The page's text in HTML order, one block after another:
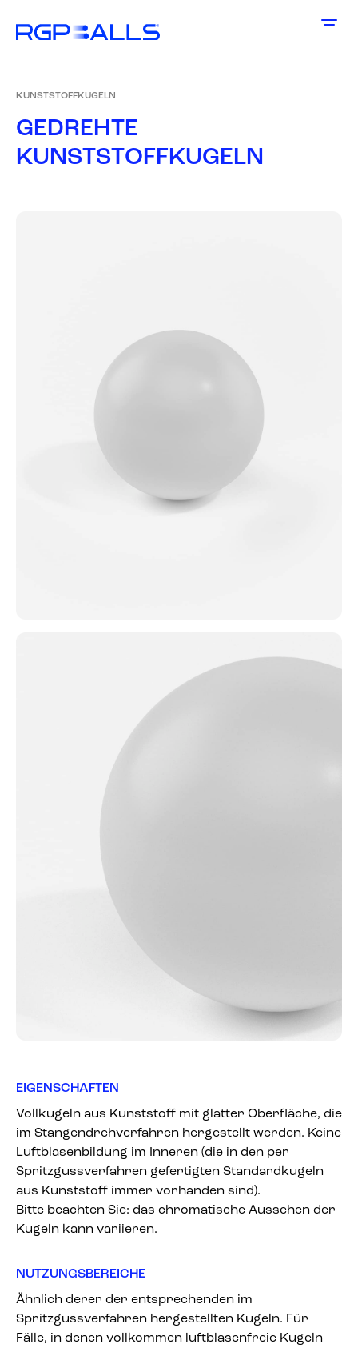
KUNSTSTOFFKUGELN
GEDREHTE
KUNSTSTOFFKUGELN
EIGENSCHAFTEN
Vollkugeln aus Kunststoff mit glatter Oberfläche, die
im Stangendrehverfahren hergestellt werden. Keine
Luftblasenbildung im Inneren (die in den per
Spritzgussverfahren gefertigten Standardkugeln
aus Kunststoff immer vorhanden sind).
Bitte beachten Sie: das chromatische Aussehen der
Kugeln kann variieren.
NUTZUNGSBEREICHE
Ähnlich derer der entsprechenden im
Spritzgussverfahren hergestellten Kugeln. Für
Fälle, in denen vollkommen luftblasenfreie Kugeln